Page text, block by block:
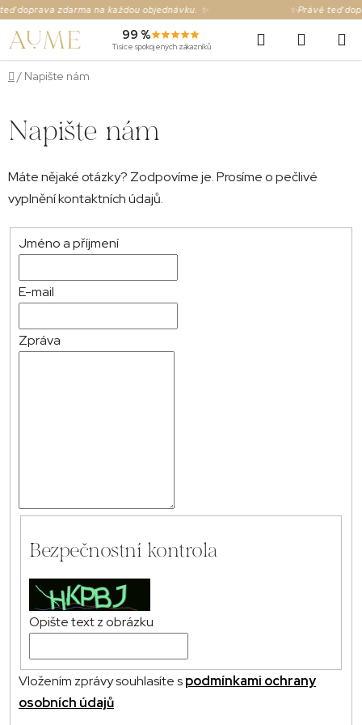
Přejít
obsah
doprava zdarma na každou objednávku. ✨ ✨Právě teď
99 %
Tisíce spokojených zákazníků
Hledat
KOŠÍK
Domů
/ Napište nám
Napište nám
Máte nějaké otázky? Zodpovíme je. Prosíme o pečlivé
vyplnění kontaktních údajů.
Jméno a příjmení
E-mail
Zpráva
Bezpečnostní kontrola
Opište text z obrázku
Vložením zprávy souhlasíte spodmínkami ochrany
osobních údajů